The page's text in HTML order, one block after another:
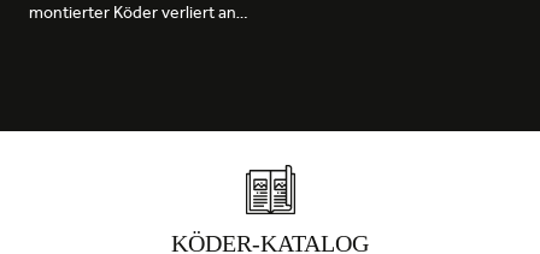
montierter Köder verliert an…
KÖDER-KATALOG